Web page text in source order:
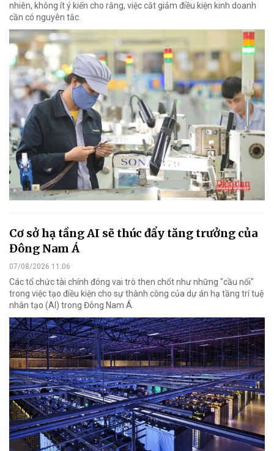
nhiên, không ít ý kiến cho rằng, việc cắt giảm điều kiện kinh doanh
cần có nguyên tắc.
Cơ sở hạ tầng AI sẽ thúc đẩy tăng trưởng của
Đông Nam Á
07/08/2026 11:06
Các tổ chức tài chính đóng vai trò then chốt như những "cầu nối"
trong việc tạo điều kiện cho sự thành công của dự án hạ tầng trí tuệ
nhân tạo (AI) trong Đông Nam Á.